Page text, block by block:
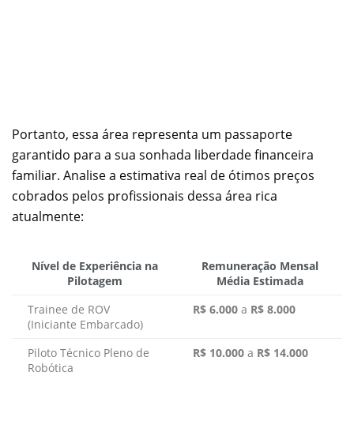
Portanto, essa área representa um passaporte
garantido para a sua sonhada liberdade financeira
familiar. Analise a estimativa real de ótimos preços
cobrados pelos profissionais dessa área rica
atualmente:
Nível de Experiência na
Pilotagem
Remuneração Mensal
Média Estimada
Trainee de ROV
(Iniciante Embarcado)
R$ 6.000 a R$ 8.000
Piloto Técnico Pleno de
Robótica
R$ 10.000 a R$ 14.000